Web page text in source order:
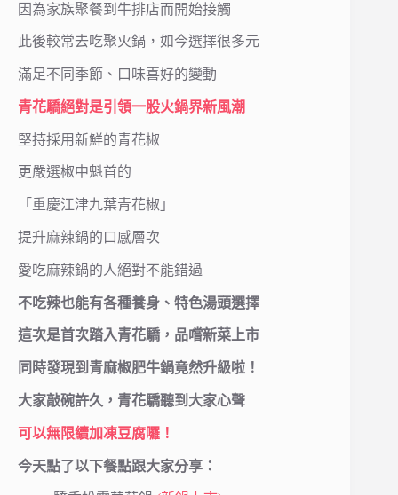
因為家族聚餐到牛排店而開始接觸
此後較常去吃聚火鍋，如今選擇很多元
滿足不同季節、口味喜好的變動
青花驕絕對是引領一股火鍋界新風潮
堅持採用新鮮的青花椒
更嚴選椒中魁首的
「重慶江津九葉青花椒」
提升麻辣鍋的口感層次
愛吃麻辣鍋的人絕對不能錯過
不吃辣也能有各種養身、特色湯頭選擇
這次是首次踏入青花驕，品嚐新菜上市
同時發現到青麻椒肥牛鍋竟然升級啦！
大家敲碗許久，青花驕聽到大家心聲
可以無限續加凍豆腐囉！
今天點了以下餐點跟大家分享：